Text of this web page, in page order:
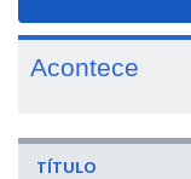
Acontece
TÍTULO